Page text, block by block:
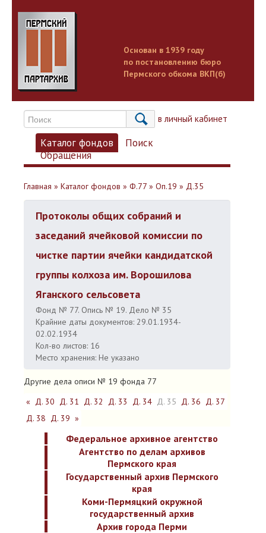
Основан в 1939 году
по постановлению бюро
Пермского обкома ВКП(б)
Вход в личный кабинет
Каталог фондов
Поиск
Обращения
Главная » Каталог фондов » Ф.77 » Оп.19 » Д.35
Протоколы общих собраний и
заседаний ячейковой комиссии по
чистке партии ячейки кандидатской
группы колхоза им. Ворошилова
Яганского сельсовета
Фонд № 77. Опись № 19. Дело № 35
Крайние даты документов: 29.01.1934-
02.02.1934
Кол-во листов: 16
Место хранения: Не указано
Другие дела описи № 19 фонда 77
« Д. 30 Д. 31 Д. 32 Д. 33 Д. 34 Д. 35 Д. 36 Д. 37
Д. 38 Д. 39 »
Федеральное архивное агентство
Агентство по делам архивов
Пермского края
Государственный архив Пермского
края
Коми-Пермяцкий окружной
государственный архив
Архив города Перми